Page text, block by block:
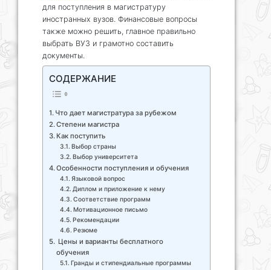
для поступления в магистратуру
иностранных вузов. Финансовые вопросы
также можно решить, главное правильно
выбрать ВУЗ и грамотно составить
документы.
СОДЕРЖАНИЕ
Что дает магистратура за рубежом
Степени магистра
Как поступить
Выбор страны
Выбор университета
Особенности поступления и обучения
Языковой вопрос
Диплом и приложение к нему
Соответствие программ
Мотивационное письмо
Рекомендации
Резюме
Цены и варианты бесплатного
обучения
Гранды и стипендиальные программы